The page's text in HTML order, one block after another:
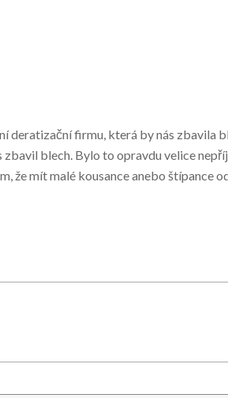
firmu, která by nás zbavila
blech. Bylo to opravdu velice
že mít malé kousance anebo štípance